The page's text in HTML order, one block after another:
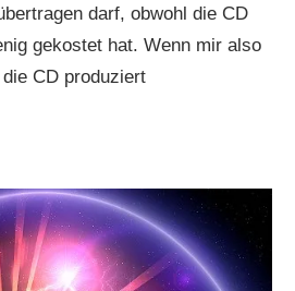
darf, obwohl die CD
gekostet hat. Wenn mir also
CD produziert